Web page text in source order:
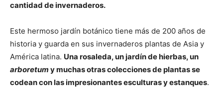
cantidad de invernaderos.
Este hermoso jardín botánico tiene más de 200 años de
historia y guarda en sus invernaderos plantas de Asia y
América latina. Una rosaleda, un jardín de hierbas, un
arboretum y muchas otras colecciones de plantas se
codean con las impresionantes esculturas y estanques.